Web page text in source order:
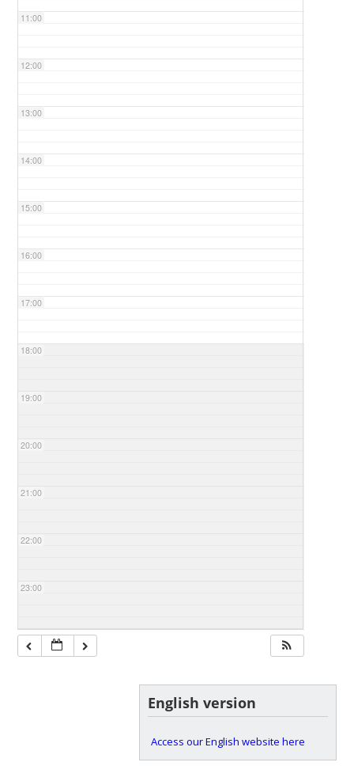
11:00
12:00
13:00
14:00
15:00
16:00
17:00
18:00
19:00
20:00
21:00
22:00
23:00
English version
Access our English website here